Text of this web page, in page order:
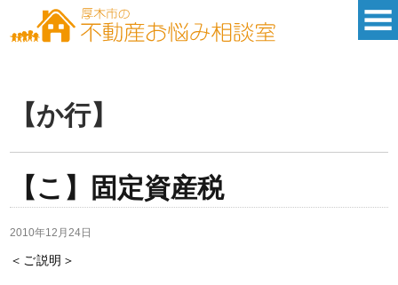
【か行】
【こ】固定資産税
2010年12月24日
＜ご説明＞